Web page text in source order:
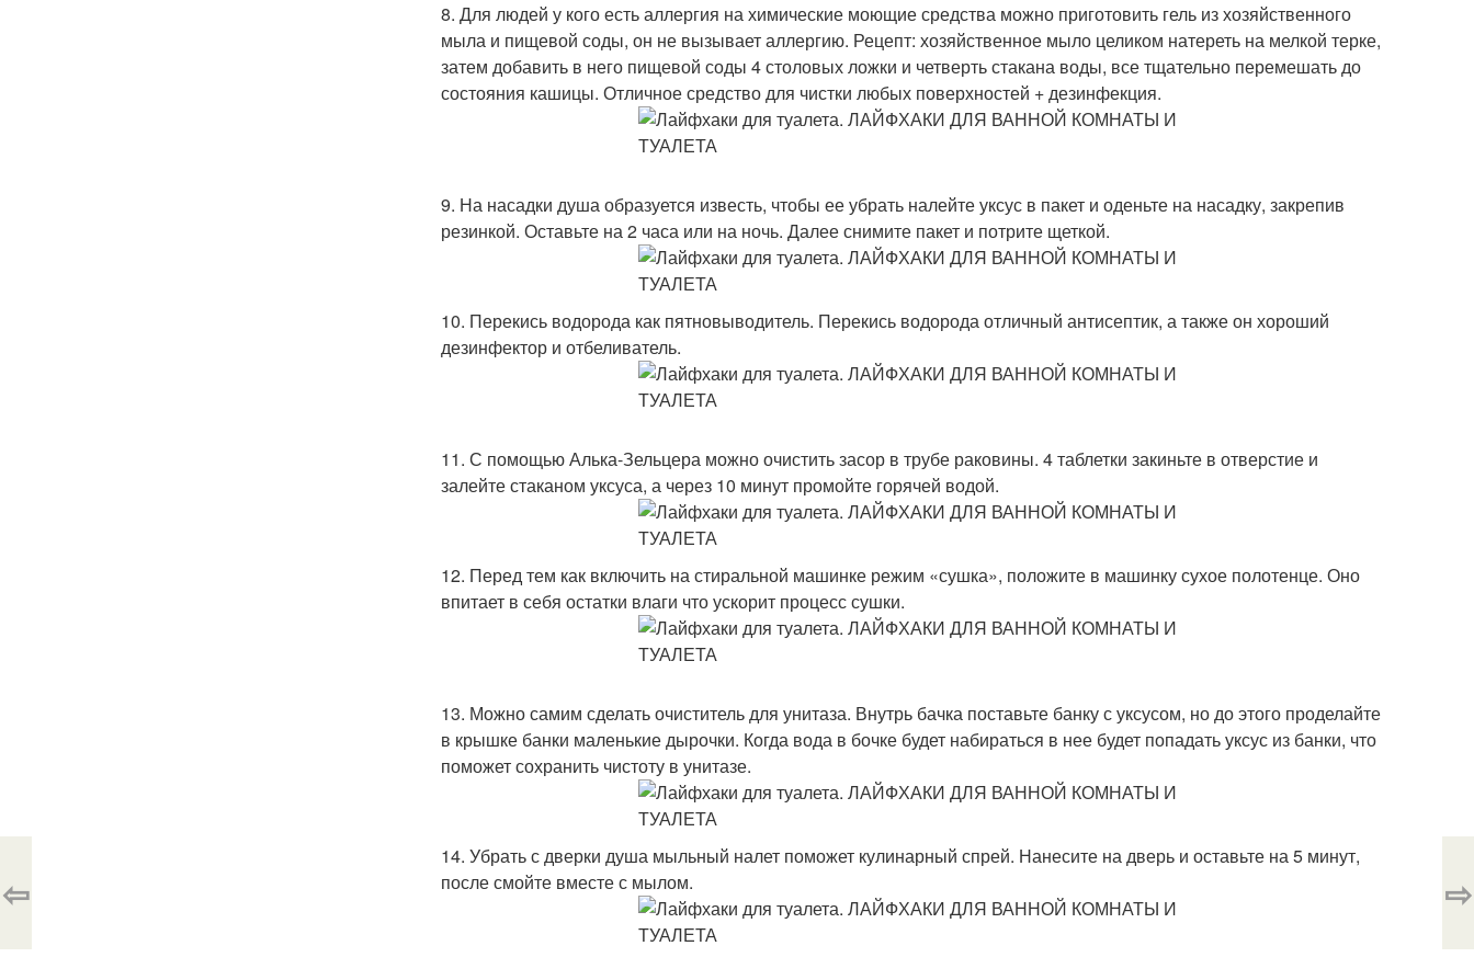
8. Для людей у кого есть аллергия на химические моющие средства можно приготовить гель из хозяйственного
мыла и пищевой соды, он не вызывает аллергию. Рецепт: хозяйственное мыло целиком натереть на мелкой терке,
затем добавить в него пищевой соды 4 столовых ложки и четверть стакана воды, все тщательно перемешать до
состояния кашицы. Отличное средство для чистки любых поверхностей + дезинфекция.
9. На насадки душа образуется известь, чтобы ее убрать налейте уксус в пакет и оденьте на насадку, закрепив
резинкой. Оставьте на 2 часа или на ночь. Далее снимите пакет и потрите щеткой.
10. Перекись водорода как пятновыводитель. Перекись водорода отличный антисептик, а также он хороший
дезинфектор и отбеливатель.
11. С помощью Алька-Зельцера можно очистить засор в трубе раковины. 4 таблетки закиньте в отверстие и
залейте стаканом уксуса, а через 10 минут промойте горячей водой.
12. Перед тем как включить на стиральной машинке режим «сушка», положите в машинку сухое полотенце. Оно
впитает в себя остатки влаги что ускорит процесс сушки.
13. Можно самим сделать очиститель для унитаза. Внутрь бачка поставьте банку с уксусом, но до этого проделайте
в крышке банки маленькие дырочки. Когда вода в бочке будет набираться в нее будет попадать уксус из банки, что
поможет сохранить чистоту в унитазе.
14. Убрать с дверки душа мыльный налет поможет кулинарный спрей. Нанесите на дверь и оставьте на 5 минут,
после смойте вместе с мылом.
⇦ ⇨